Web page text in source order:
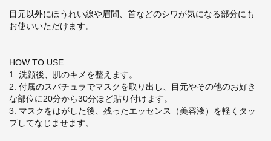
目元以外にほうれい線や眉間、首などのシワが気になる部分にも
お使いいただけます。
HOW TO USE
1. 洗顔後、肌のキメを整えます。
2. 付属のスパチュラでマスクを取り出し、目元やその他のお好き
な部位に20分から30分ほど貼り付けます。
3. マスクをはがした後、残ったエッセンス（美容液）を軽くタッ
プしてなじませます。